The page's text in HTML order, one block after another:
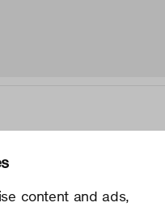
content and ads,